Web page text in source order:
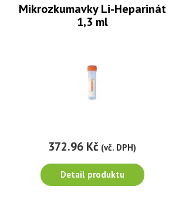
Mikrozkumavky Li-Heparinát
1,3 ml
372.96 Kč (vč. DPH)
Detail produktu